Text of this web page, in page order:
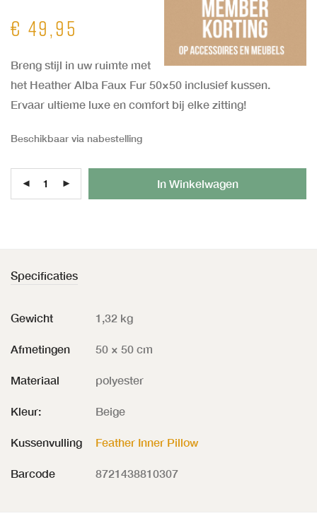
€ 49,95
Breng stijl in uw ruimte met
het Heather Alba Faux Fur 50×50 inclusief kussen.
Ervaar ultieme luxe en comfort bij elke zitting!
Beschikbaar via nabestelling
In Winkelwagen
Specificaties
Gewicht 1,32 kg
Afmetingen 50 × 50 cm
Materiaal polyester
Kleur: Beige
Kussenvulling Feather Inner Pillow
Barcode 8721438810307